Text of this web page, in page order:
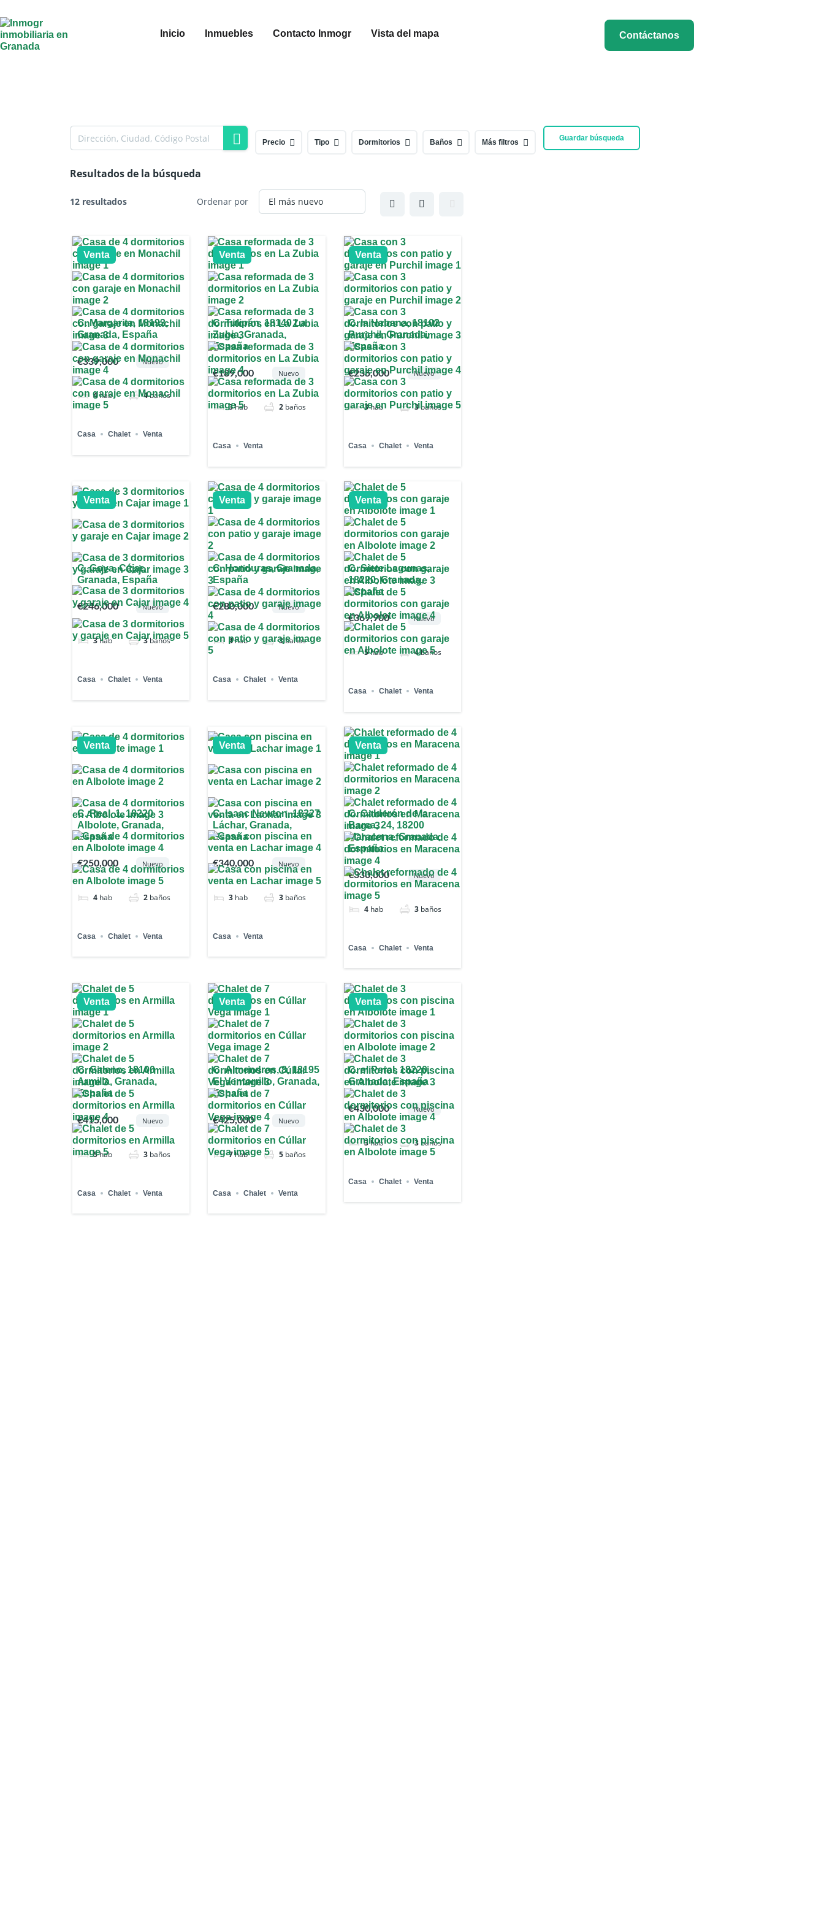
Inicio Inmuebles Contacto Inmogr Vista del mapa Contáctanos
Guardar búsqueda
Precio Tipo Dormitorios Baños Más filtros
Resultados de la búsqueda
12 resultados Ordenar por
Venta
C. Margarita, 18193,
Granada, España
€339,000 Nuevo
4 hab 4baños
Casa Chalet Venta
Venta
C. Tulipán, 18140 La
Zubia, Granada,
España
€189,000 Nuevo
3hab 2 baños
Casa Venta
Venta
C. la Habana, 18102
Purchil, Granada,
España
€235,000 Nuevo
3hab 3baños
Casa Chalet Venta
Venta
C. Goya, Cájar,
Granada, España
€246,000 Nuevo
3hab 3 baños
Casa Chalet Venta
Venta
C. Honduras, Granada,
España
€280,000 Nuevo
4hab 3baños
Casa Chalet Venta
Venta
C. Siete Lagunas,
18220, Granada,
España
€369,900 Nuevo
5hab 4baños
Casa Chalet Venta
Venta
C. Real, 1, 18220
Albolote, Granada,
España
€250,000 Nuevo
4 hab 2 baños
Casa Chalet Venta
Venta
C. Isaac Newton, 18327
Láchar, Granada,
España
€340,000 Nuevo
3 hab 3 baños
Casa Venta
Venta
C. Calderón de la
Barca, 24, 18200
Maracena, Granada,
España
€330,000 Nuevo
4 hab 3 baños
Casa Chalet Venta
Venta
C. Galeno, 18100
Armilla, Granada,
España
€415,000 Nuevo
5hab 3 baños
Casa Chalet Venta
Venta
C. Almendros, 8, 18195
El Ventorrillo, Granada,
España
€425,000 Nuevo
7hab 5 baños
Casa Chalet Venta
Venta
C. el Peral, 18220,
Granada, España
€430,000 Nuevo
3hab 3 baños
Casa Chalet Venta